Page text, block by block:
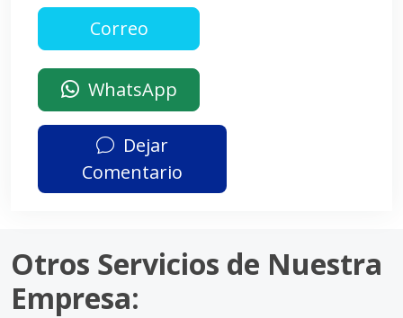
WhatsApp
Dejar
Comentario
Otros Servicios de Nuestra
Empresa: